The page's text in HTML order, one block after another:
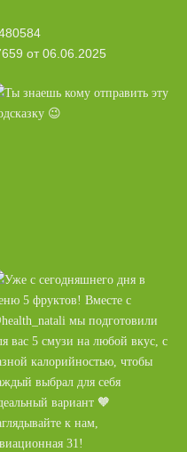
от 06.06.2025